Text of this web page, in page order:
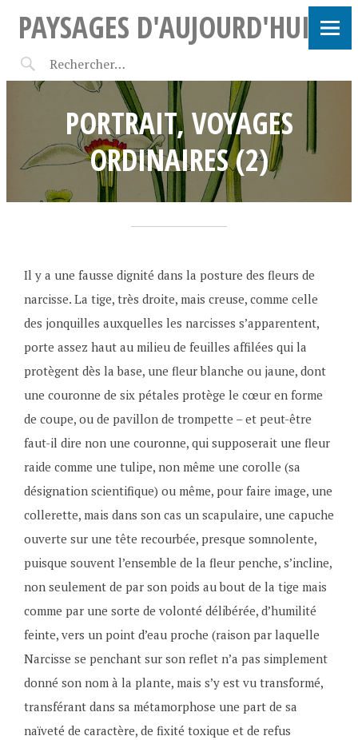
PAYSAGES D'AUJOURD'HUI
PORTRAIT, VOYAGES
ORDINAIRES (2)
2
s
Il y a une fausse dignité dans la posture des fleurs de
narcisse. La tige, très droite, mais creuse, comme celle
des jonquilles auxquelles les narcisses s’apparentent,
porte assez haut au milieu de feuilles affilées qui la
protègent dès la base, une fleur blanche ou jaune, dont
une couronne de six pétales protège le cœur en forme
de coupe, ou de pavillon de trompette – et peut-être
faut-il dire non une couronne, qui supposerait une fleur
raide comme une tulipe, non même une corolle (sa
désignation scientifique) ou même, pour faire image, une
collerette, mais dans son cas un scapulaire, une capuche
ouverte sur une tête recourbée, presque somnolente,
puisque souvent l’ensemble de la fleur penche, s’incline,
non seulement de par son poids au bout de la tige mais
comme par une sorte de volonté délibérée, d’humilité
feinte, vers un point d’eau proche (raison par laquelle
Narcisse se penchant sur son reflet n’a pas simplement
donné son nom à la plante, mais s’y est vu transformé,
transférant dans sa métamorphose une part de sa
naïveté de caractère, de fixité toxique et de refus